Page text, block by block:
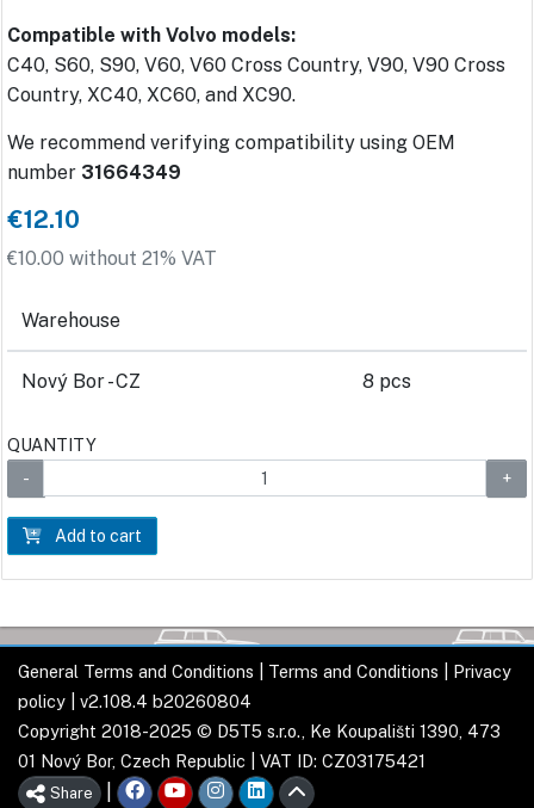
Compatible with Volvo models:
C40, S60, S90, V60, V60 Cross Country, V90, V90 Cross
Country, XC40, XC60, and XC90.
We recommend verifying compatibility using OEM
number 31664349
€12.10
€10.00 without 21% VAT
Warehouse
Nový Bor - CZ 8 pcs
QUANTITY
Add to cart
General Terms and Conditions Terms and Conditions
Privacy
policy | v2.108.4 b20260804
Copyright 2018-2025 © D5T5 s.r.o., Ke Koupališti 1390, 473
01 Nový Bor, Czech Republic | VAT ID: CZ03175421
Share